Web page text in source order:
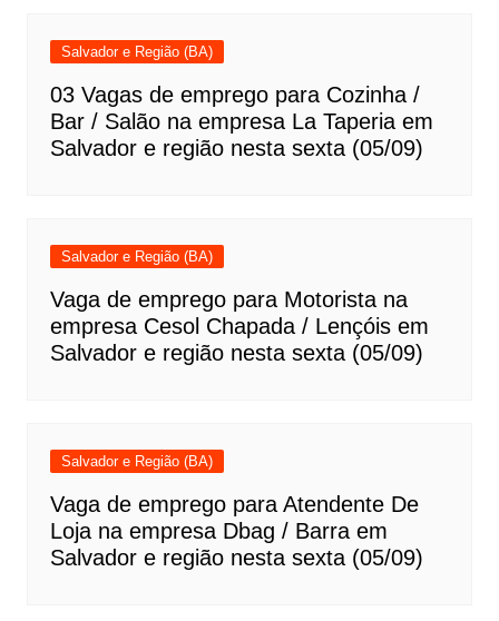
Salvador e Região (BA)
03 Vagas de emprego para Cozinha /
Bar / Salão na empresa La Taperia em
Salvador e região nesta sexta (05/09)
Salvador e Região (BA)
Vaga de emprego para Motorista na
empresa Cesol Chapada / Lençóis em
Salvador e região nesta sexta (05/09)
Salvador e Região (BA)
Vaga de emprego para Atendente De
Loja na empresa Dbag / Barra em
Salvador e região nesta sexta (05/09)